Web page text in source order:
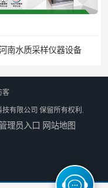
南水质采样仪器设备
客
有限公司 保留所有权利.
理员入口 网站地图